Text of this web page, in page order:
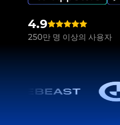
4.9
250만 명 이상의 사용자